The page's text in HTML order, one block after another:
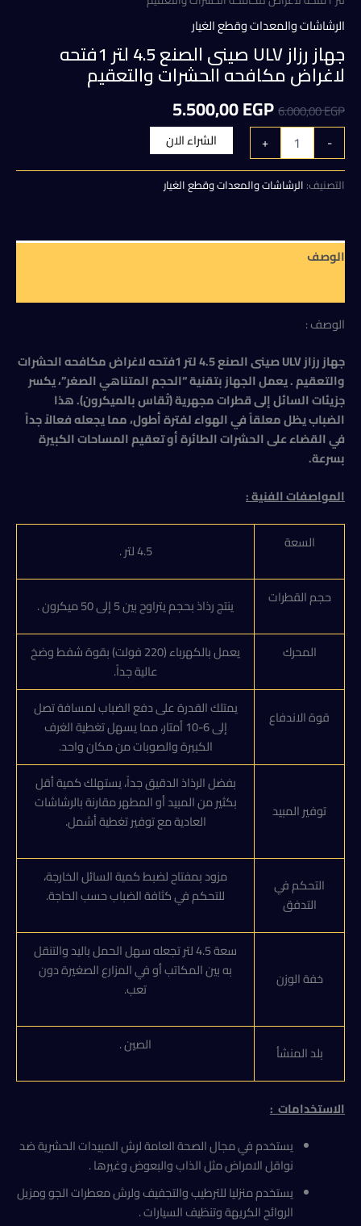
الرشاشات والمعدات وقطع الغيار
جهاز رزاز ULV صينى الصنع 4.5 لتر 1فتحه
لاغراض مكافحه الحشرات والتعقيم
6.000,00EGP
السعر
الأصلي
هو:
6.000,00 EGP.
5.500,00EGP
الحالي
هو:
5.500,00 EGP.
-
كمية
جهاز
رزاز
ULV
لتر
1فتحه
والتعقيم
+ الشراء الان
التصنيف: الرشاشات والمعدات وقطع الغيار
الوصف
الوصف :
جهاز رزاز ULV صينى الصنع 4.5 لتر 1فتحه لاغراض مكافحه الحشرات
والتعقيم . يعمل الجهاز بتقنية “الحجم المتناهي الصغر”، يكسر
جزيئات السائل إلى قطرات مجهرية (تُقاس بالميكرون). هذا
الضباب يظل معلقاً في الهواء لفترة أطول، مما يجعله فعالاً جداً
في القضاء على الحشرات الطائرة أو تعقيم المساحات الكبيرة
بسرعة.
المواصفات الفنية :
السعة 4.5 لتر .
حجم القطرات ينتج رذاذ بحجم يتراوح بين 5 إلى 50 ميكرون .
المحرك
يعمل بالكهرباء (220 فولت) بقوة شفط وضخ
عالية جداً.
قوة الاندفاع
يمتلك القدرة على دفع الضباب لمسافة تصل
إلى 6-10 أمتار، مما يسهل تغطية الغرف
الكبيرة والصوبات من مكان واحد.
توفير المبيد
بفضل الرذاذ الدقيق جداً، يستهلك كمية أقل
بكثير من المبيد أو المطهر مقارنة بالرشاشات
العادية مع توفير تغطية أشمل.
التحكم في
التدفق
مزود بمفتاح لضبط كمية السائل الخارجة،
للتحكم في كثافة الضباب حسب الحاجة.
خفة الوزن
سعة 4.5 لتر تجعله سهل الحمل باليد والتنقل
به بين المكاتب أو في المزارع الصغيرة دون
تعب.
بلد المنشأ الصين .
الاستخدامات:
يستخدم في مجال الصحة العامة لرش المبيدات الحشرية ضد
نواقل الامراض مثل الذاب والبعوض وغيرها .
يستخدم منزليا للترطيب والتجفيف ولرش معطرات الجو ومزيل
الروائح الكريهة وتنظيف السيارات .